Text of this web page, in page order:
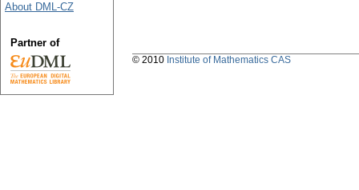
About DML-CZ
Partner of
© 2010 Institute of Mathematics CAS